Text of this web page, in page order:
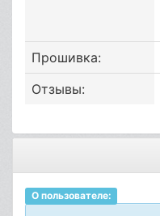
Прошивка:
Отзывы:
О пользователе: